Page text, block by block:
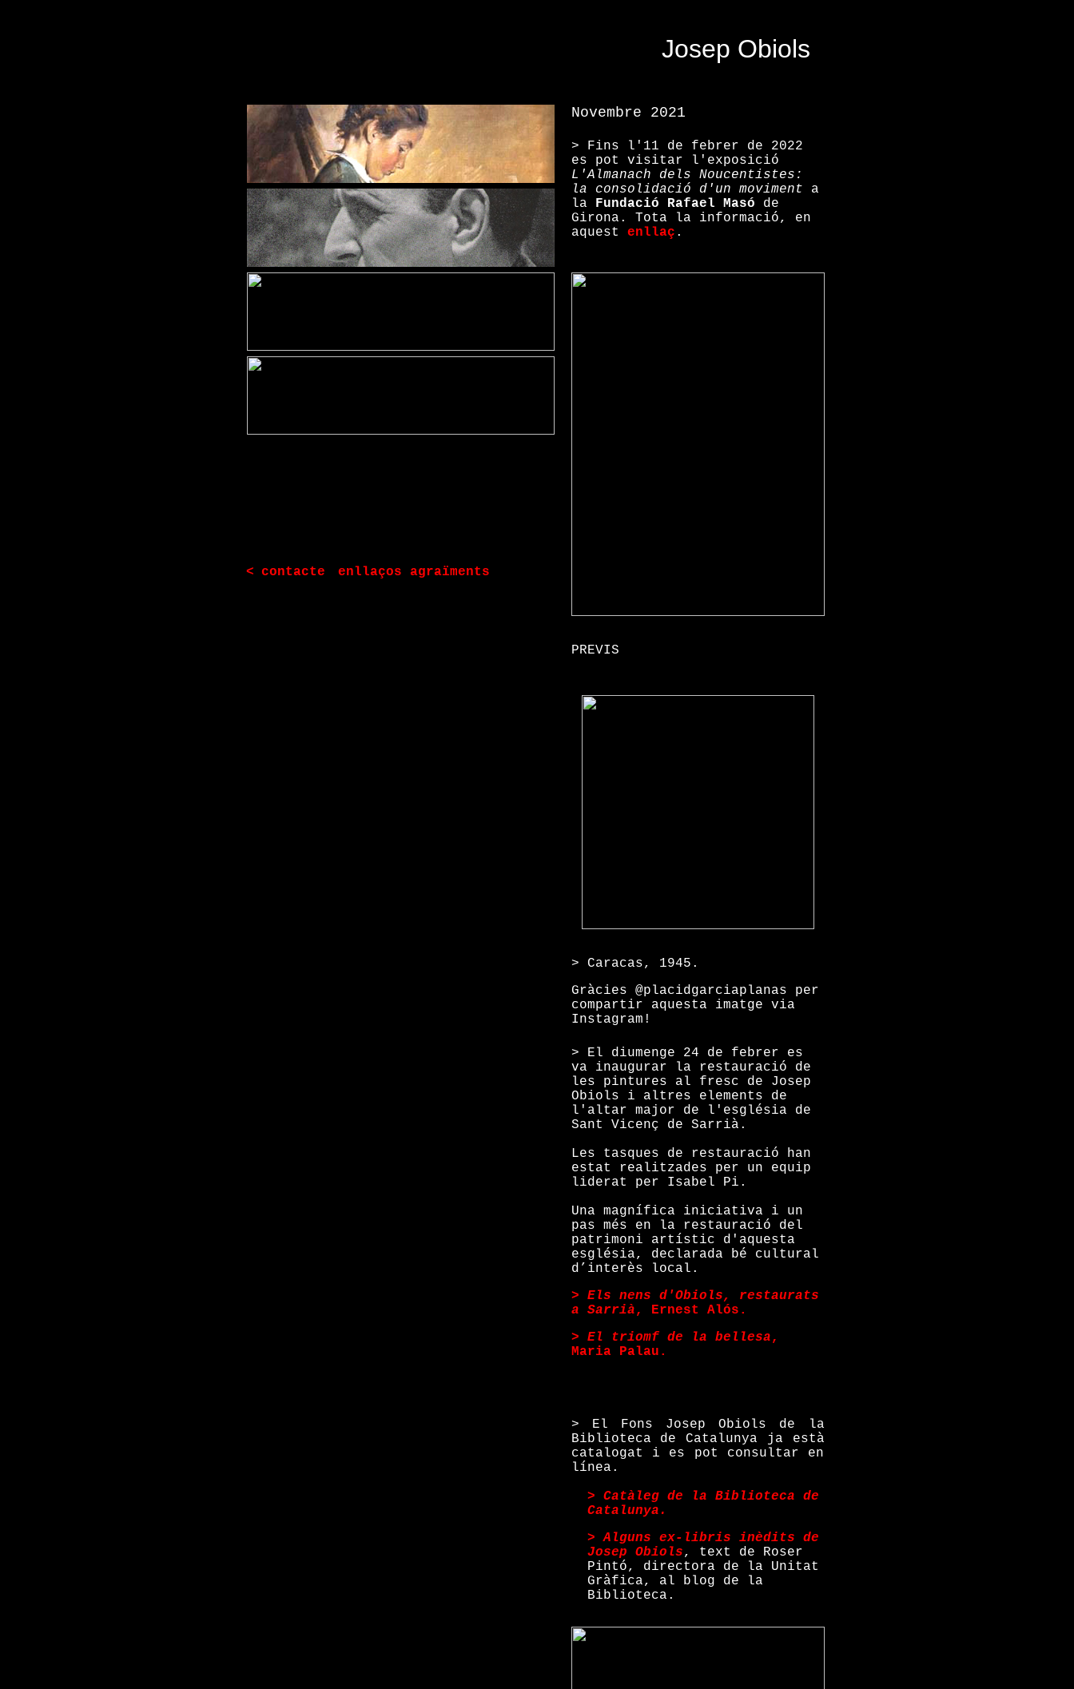
Josep Obiols
Novembre 2021
> Fins l'11 de febrer de 2022
es pot visitar l'exposició
L'Almanach dels Noucentistes:
la consolidació d'un moviment a
la Fundació Rafael Masó de
Girona. Tota la informació, en
aquest enllaç .
< contacte enllaços agraïments
PREVIS
> Caracas, 1945.
Gràcies @placidgarciaplanas per
compartir aquesta imatge via
Instagram!
> El diumenge 24 de febrer es
va inaugurar la restauració de
les pintures al fresc de Josep
Obiols i altres elements de
l'altar major de l'església de
Sant Vicenç de Sarrià.
Les tasques de restauració han
estat realitzades per un equip
liderat per Isabel Pi.
Una magnífica iniciativa i un
pas més en la restauració del
patrimoni artístic d'aquesta
església, declarada bé cultural
d’interès local.
> Els nens d'Obiols, restaurats
a Sarrià, Ernest Alós.
> El triomf de la bellesa,
Maria Palau.
> El Fons Josep Obiols de la
Biblioteca de Catalunya ja està
catalogat i es pot consultar en
línea.
>
Catàleg de la Biblioteca de
Catalunya.
>Alguns ex-libris inèdits de
Josep Obiols, text de Roser
Pintó, directora de la Unitat
Gràfica, al blog de la
Biblioteca.